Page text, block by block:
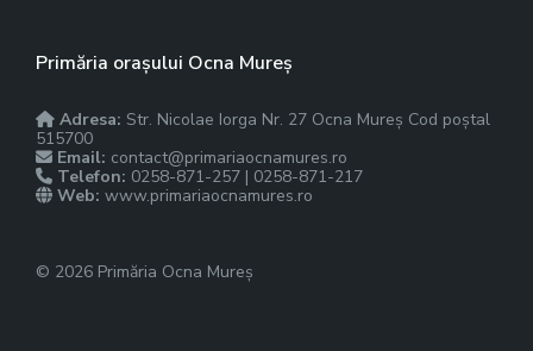
Primăria orașului Ocna Mureș
Adresa: Str. Nicolae Iorga Nr. 27 Ocna Mureș Cod poștal
515700
Email: contact@primariaocnamures.ro
Telefon: 0258-871-257 | 0258-871-217
Web: www.primariaocnamures.ro
© 2026 Primăria Ocna Mureș